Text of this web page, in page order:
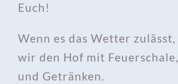
Euch!
Wenn es das Wetter
wir den Hof mit
und Getränken.